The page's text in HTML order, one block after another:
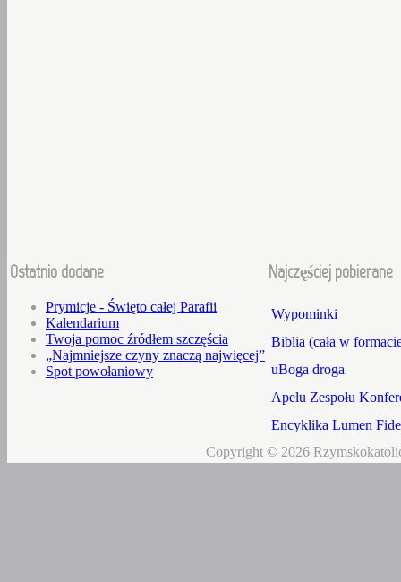
Ostatnio dodane
Prymicje - Święto całej Parafii
Kalendarium
Twoja pomoc źródłem szczęścia
„Najmniejsze czyny znaczą najwięcej”
Spot powołaniowy
Najczęściej pobierane
Wypominki
Biblia (cała w
uBoga droga
Apelu Zespołu
Encyklika Lumen
Copyright © 2026